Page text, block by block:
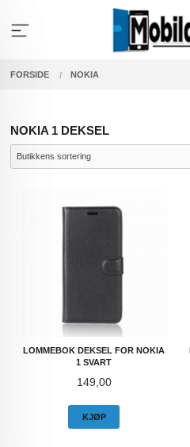
innholdet
FORSIDE NOKIA
NOKIA 1 DEKSEL
LOMMEBOK DEKSEL FOR NOKIA
1 SVART
Pris
149,00
KJØP